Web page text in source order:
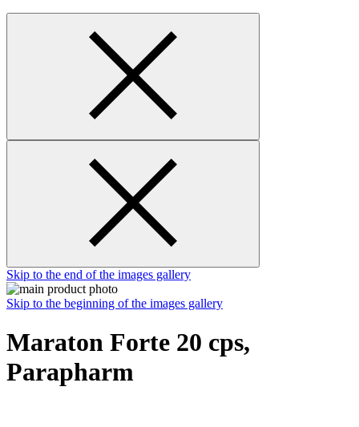
Skip to the end of the images gallery
Skip to the beginning of the images gallery
Maraton Forte 20 cps,
Parapharm